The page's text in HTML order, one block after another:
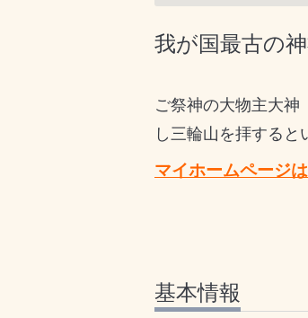
我が国最古の
ご祭神の大物主大神
し三輪山を拝すると
マイホームページ
基本情報